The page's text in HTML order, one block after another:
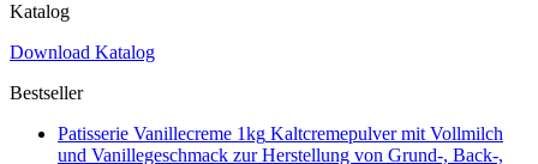
Katalog
Download Katalog
Bestseller
Patisserie Vanillecreme 1kg Kaltcremepulver mit Vollmilch
und Vanillegeschmack zur Herstellung von Grund-, Back-,